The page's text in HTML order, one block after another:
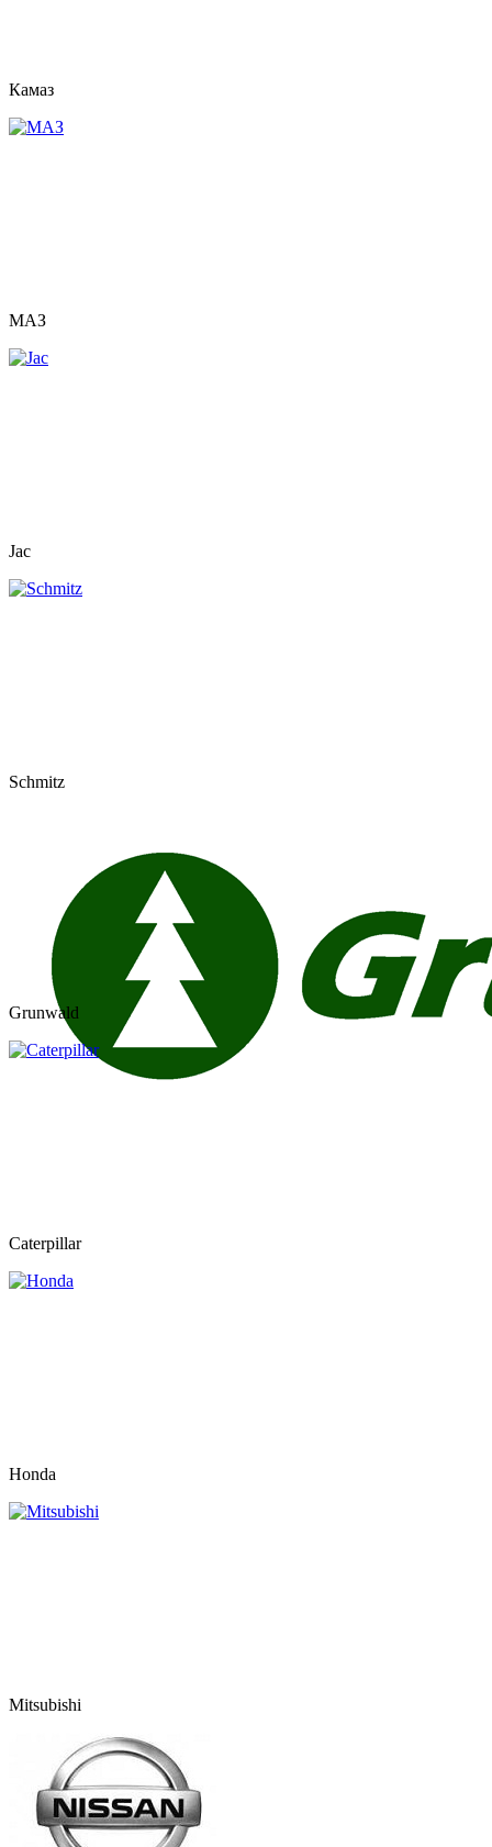
Камаз
МАЗ
Jac
Schmitz
Grunwald
Caterpillar
Honda
Mitsubishi